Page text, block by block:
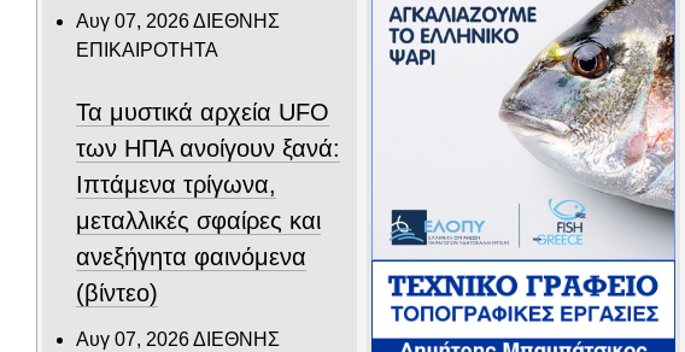
Αυγ 07, 2026ΔΙΕΘΝΗΣ
ΕΠΙΚΑΙΡΟΤΗΤΑ
Τα μυστικά αρχεία UFO
των ΗΠΑ ανοίγουν ξανά:
Ιπτάμενα τρίγωνα,
μεταλλικές σφαίρες και
ανεξήγητα φαινόμενα
(βίντεο)
Αυγ 07, 2026ΔΙΕΘΝΗΣ